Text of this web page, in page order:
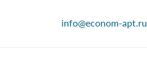
info@econom-apt.ru